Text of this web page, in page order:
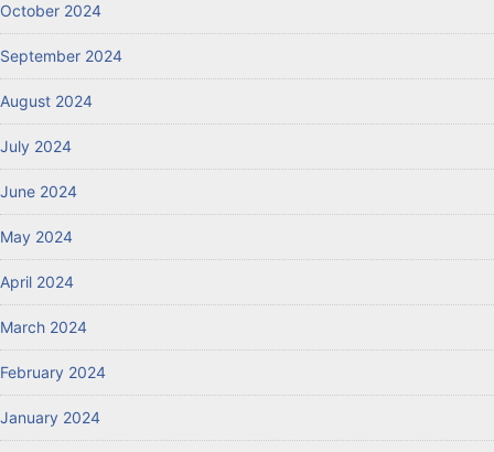
October 2024
September 2024
August 2024
July 2024
June 2024
May 2024
April 2024
March 2024
February 2024
January 2024